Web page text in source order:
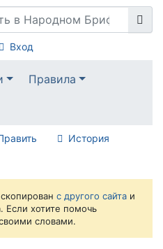
Вход
Правила
История
с другого сайта и
Если хотите помочь
словами.